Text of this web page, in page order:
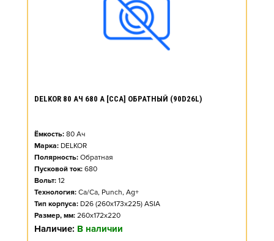
DELKOR 80 АЧ 680 А [CCA] ОБРАТНЫЙ (90D26L)
Ёмкость: 80 Ач
Марка: DELKOR
Полярность: Обратная
Пусковой ток: 680
Вольт: 12
Технология: Ca/Ca, Punch, Ag+
Тип корпуса: D26 (260x173x225) ASIA
Размер, мм: 260x172x220
Наличие: В наличии